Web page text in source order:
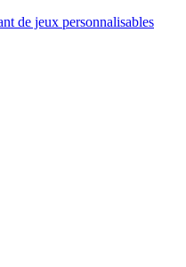
de jeux personnalisables